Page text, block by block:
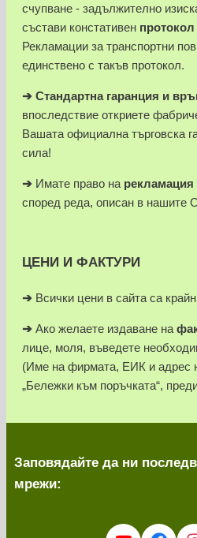
счупване - задължително
състави констативен протокол
Рекламации за транспортни
единствено с такъв протокол.
➔ Стандартна гаранция и
впоследствие откриете
Вашата официална търговска
сила!
➔ Имате право на
според реда, описан в нашите
ЦЕНИ И ФАКТУРИ
➔ Всички цени в сайта са
➔ Ако желаете издаване на
лице, моля, въведете
(Име на фирмата, ЕИК и адрес
„Бележки към поръчката“,
Заповядайте да ни
мрежи: